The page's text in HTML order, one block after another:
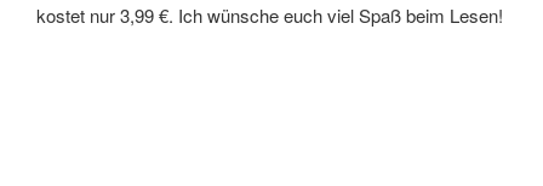
kostet nur 3,99 €. Ich wünsche euch viel Spaß beim Lesen!